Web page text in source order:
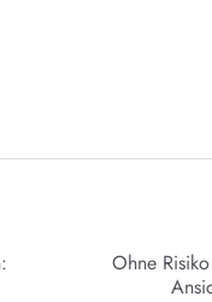
Ohne